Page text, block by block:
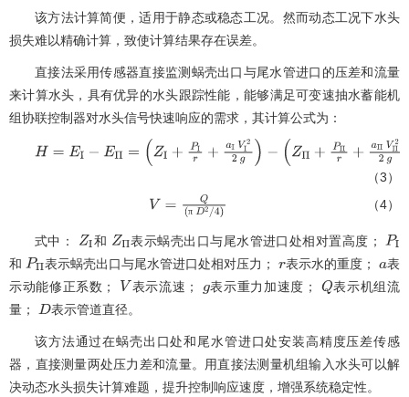
该方法计算简便，适用于静态或稳态工况。然而动态工况下水头
损失难以精确计算，致使计算结果存在误差。
直接法采用传感器直接监测蜗壳出口与尾水管进口的压差和流量
来计算水头，具有优异的水头跟踪性能，能够满足可变速抽水蓄能机
组协联控制器对水头信号快速响应的需求，其计算公式为：
H =E -E Π=Z Ι+P Ι +a V 22 g-ZΠ+PΠr +a Π VΠ22 g
（3）
π
V =Qπ D2 （4）
式中： Z Ι
和 ZΠ
表示蜗壳出口与尾水管进口处相对置高度；
和
PΠ
表示蜗壳出口与尾水管进口处相对压力； r
表示水的重度；
表
示动能修正系数；
V
表示流速； g
表示重力加速度； Q
表示机组流
量；
D
表示管道直径。
该方法通过在蜗壳出口处和尾水管进口处安装高精度压差传感
器，直接测量两处压力差和流量。用直接法测量机组输入水头可以解
决动态水头损失计算难题，提升控制响应速度，增强系统稳定性。